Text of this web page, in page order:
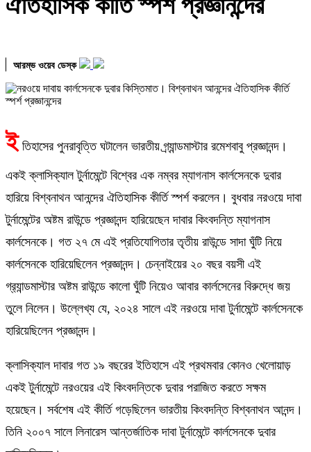
আরম্ভ ওয়েব ডেস্ক
ই তিহাসের পুনরাবৃত্তি ঘটালেন ভারতীয় গ্র্যান্ডমাস্টার রমেশবাবু প্রজ্ঞানন্দ।
একই ক্লাসিক্যাল টুর্নামেন্টে বিশ্বের এক নম্বর ম্যাগনাস কার্লসেনকে দুবার
হারিয়ে বিশ্বনাথন আনন্দের ঐতিহাসিক কীর্তি স্পর্শ করলেন। বুধবার নরওয়ে দাবা
টুর্নামেন্টের অষ্টম রাউন্ডে প্রজ্ঞানন্দ হারিয়েছেন দাবার কিংবদন্তি ম্যাগনাস
কার্লসেনকে। গত ২৭ মে এই প্রতিযোগিতার তৃতীয় রাউন্ডে সাদা ঘুঁটি নিয়ে
কার্লসেনকে হারিয়েছিলেন প্রজ্ঞানন্দ। চেন্নাইয়ের ২০ বছর বয়সী এই
গ্র‌্যান্ডমাস্টার অষ্টম রাউন্ডে কালো ঘুঁটি নিয়েও আবার কার্লসেনের বিরুদ্ধে জয়
তুলে নিলেন। উল্লেখ্য যে, ২০২৪ সালে এই নরওয়ে দাবা টুর্নামেন্টে কার্লসেনকে
হারিয়েছিলেন প্রজ্ঞানন্দ।
ক্লাসিক্যাল দাবার গত ১৯ বছরের ইতিহাসে এই প্রথমবার কোনও খেলোয়াড়
একই টুর্নামেন্টে নরওয়ের এই কিংবদন্তিকে দুবার পরাজিত করতে সক্ষম
হয়েছেন। সর্বশেষ এই কীর্তি গড়েছিলেন ভারতীয় কিংবদন্তি বিশ্বনাথন আনন্দ।
তিনি ২০০৭ সালে লিনারেস আন্তর্জাতিক দাবা টুর্নামেন্টে কার্লসেনকে দুবার